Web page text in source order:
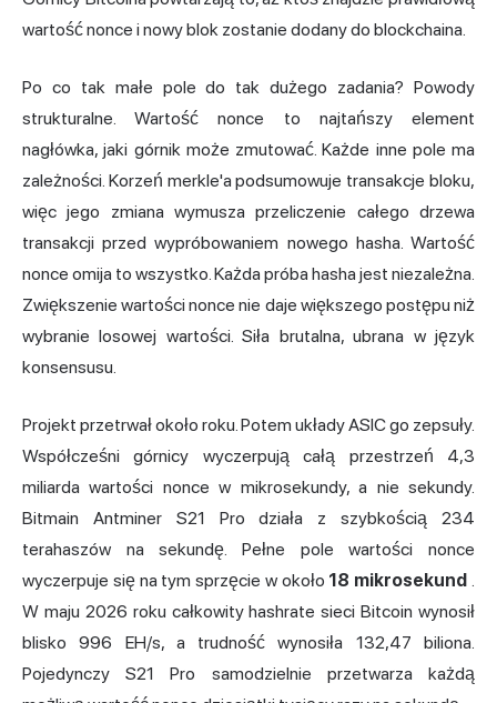
wartość nonce i nowy blok zostanie dodany do blockchaina.
Po co tak małe pole do tak dużego zadania? Powody
strukturalne. Wartość nonce to najtańszy element
nagłówka, jaki górnik może zmutować. Każde inne pole ma
zależności. Korzeń merkle'a podsumowuje transakcje bloku,
więc jego zmiana wymusza przeliczenie całego drzewa
transakcji przed wypróbowaniem nowego hasha. Wartość
nonce omija to wszystko. Każda próba hasha jest niezależna.
Zwiększenie wartości nonce nie daje większego postępu niż
wybranie losowej wartości. Siła brutalna, ubrana w język
konsensusu.
Projekt przetrwał około roku. Potem układy ASIC go zepsuły.
Współcześni górnicy wyczerpują całą przestrzeń 4,3
miliarda wartości nonce w mikrosekundy, a nie sekundy.
Bitmain Antminer S21 Pro działa z szybkością 234
terahaszów na sekundę. Pełne pole wartości nonce
wyczerpuje się na tym sprzęcie w około 18 mikrosekund .
W maju 2026 roku całkowity hashrate sieci Bitcoin wynosił
blisko 996 EH/s, a trudność wynosiła 132,47 biliona.
Pojedynczy S21 Pro samodzielnie przetwarza każdą